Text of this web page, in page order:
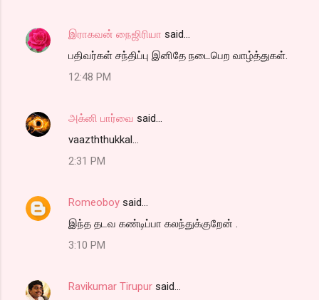
இராகவன் நைஜிரியா said…
பதிவர்கள் சந்திப்பு இனிதே நடைபெற வாழ்த்துகள்.
12:48 PM
அக்னி பார்வை said…
vaazththukkal...
2:31 PM
Romeoboy said…
இந்த தடவ கண்டிப்பா கலந்துக்குறேன் .
3:10 PM
Ravikumar Tirupur said…